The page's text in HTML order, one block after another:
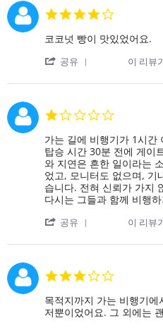
매
우
좋
았
습
니
다.
on
2
Oct
2024
rating
Review
on
Aug
review
코
넛
이
맛
있
었
어
요.
코코넛 빵이 맛있었어요.
공유
Review
on
14
Aug
2024
이 리뷰
rating
Review
by
on
15
Jul
2024
review
stating
가
는
길
에
행
가
시
간
이
상
가는 길에 비행기가 1시간
탑승 시간 30분 전에 게이
와 지연은 흔한 일이라는
었고, 모니터도 없으며, 기
습니다. 전혀 신뢰가 가지
다시는 그들과 함께 비행
공유
Review
on
15
Jul
2024
이 리뷰
rating
Review
by
review
stating
목적지까지 가는 비행기
저뿐이었어요. 그 외에는